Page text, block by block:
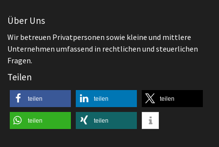
Über Uns
Wir betreuen Privatpersonen sowie kleine und mittlere
Unternehmen umfassend in rechtlichen und steuerlichen
Fragen.
Teilen
teilen teilen teilen
teilen teilen